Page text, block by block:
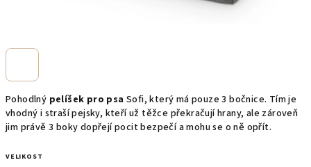
Pohodlný pelíšek pro psa Sofi, který má pouze 3 bočnice. Tím je
vhodný i straší pejsky, kteří už těžce překračují hrany, ale zároveň
jim právě 3 boky dopřejí pocit bezpečí a mohu se o ně opřít.
VELIKOST